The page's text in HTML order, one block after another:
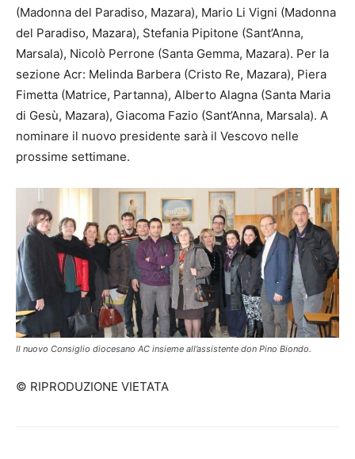
(Madonna del Paradiso, Mazara), Mario Li Vigni (Madonna
del Paradiso, Mazara), Stefania Pipitone (Sant’Anna,
Marsala), Nicolò Perrone (Santa Gemma, Mazara). Per la
sezione Acr: Melinda Barbera (Cristo Re, Mazara), Piera
Fimetta (Matrice, Partanna), Alberto Alagna (Santa Maria
di Gesù, Mazara), Giacoma Fazio (Sant’Anna, Marsala). A
nominare il nuovo presidente sarà il Vescovo nelle
prossime settimane.
Il nuovo Consiglio diocesano AC insieme all’assistente don Pino Biondo.
© RIPRODUZIONE VIETATA